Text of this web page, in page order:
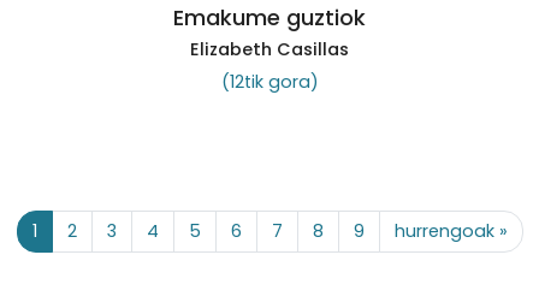
Emakume guztiok
Elizabeth Casillas
(12tik gora)
1 2 3 4 5 6 7 8 9 hurrengoak »